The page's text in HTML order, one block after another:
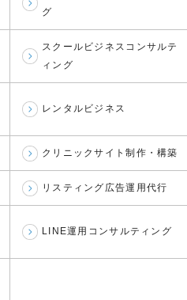
グ
スクールビジネスコンサルテ
ィング
レンタルビジネス
クリニックサイト制作・構築
リスティング広告運用代行
LINE運用コンサルティング